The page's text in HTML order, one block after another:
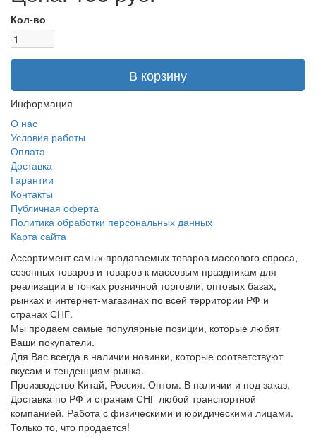
Кол-во
В корзину
Информация
О нас
Условия работы
Оплата
Доставка
Гарантии
Контакты
Публичная оферта
Политика обработки персональных данных
Карта сайта
Ассортимент самых продаваемых товаров массового спроса,
сезонных товаров и товаров к массовым праздникам для
реализации в точках розничной торговли, оптовых базах,
рынках и интернет-магазинах по всей территории РФ и
странах СНГ.
Мы продаем самые популярные позиции, которые любят
Ваши покупатели.
Для Вас всегда в наличии новинки, которые соответствуют
вкусам и тенденциям рынка.
Производство Китай, Россия. Оптом. В наличии и под заказ.
Доставка по РФ и странам СНГ любой транспортной
компанией. Работа с физическими и юридическими лицами.
Только то, что продается!